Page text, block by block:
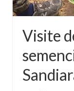
Visite